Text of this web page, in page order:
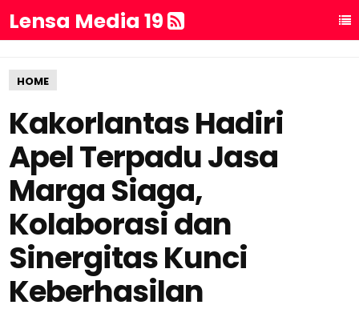
Lensa Media 19
HOME
Kakorlantas Hadiri
Apel Terpadu Jasa
Marga Siaga,
Kolaborasi dan
Sinergitas Kunci
Keberhasilan